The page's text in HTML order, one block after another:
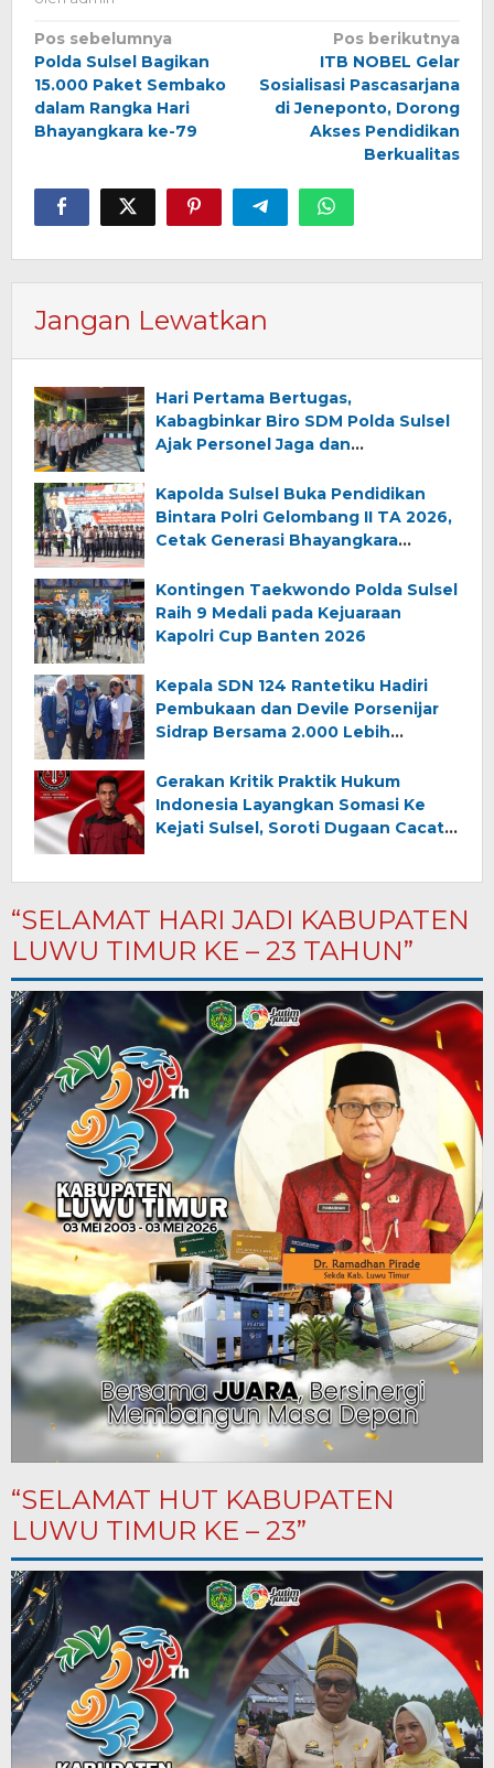
Navigasi
pos
Pos sebelumnya
Polda Sulsel Bagikan
15.000 Paket Sembako
dalam Rangka Hari
Bhayangkara ke-79
Pos berikutnya
ITB NOBEL Gelar
Sosialisasi Pascasarjana
di Jeneponto, Dorong
Akses Pendidikan
Berkualitas
Jangan Lewatkan
Hari Pertama Bertugas,
Kabagbinkar Biro SDM Polda Sulsel
Ajak Personel Jaga dan
Kapolda Sulsel Buka Pendidikan
Bintara Polri Gelombang II TA 2026,
Cetak Generasi Bhayangkara
Kontingen Taekwondo Polda Sulsel
Raih 9 Medali pada Kejuaraan
Kapolri Cup Banten 2026
Kepala SDN 124 Rantetiku Hadiri
Pembukaan dan Devile Porsenijar
Sidrap Bersama 2.000 Lebih
Gerakan Kritik Praktik Hukum
Indonesia Layangkan Somasi Ke
Kejati Sulsel, Soroti Dugaan Cacat
“SELAMAT HARI JADI KABUPATEN
LUWU TIMUR KE – 23 TAHUN”
“SELAMAT HUT KABUPATEN
LUWU TIMUR KE – 23”